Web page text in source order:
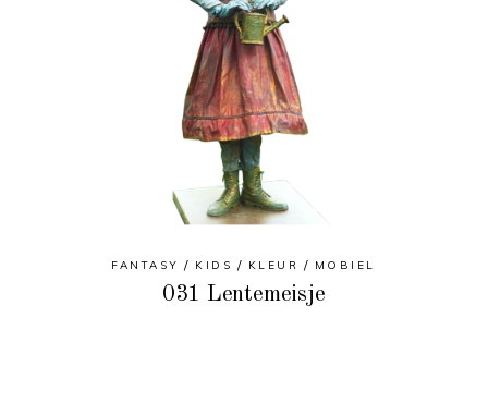
FANTASY KIDS KLEUR MOBIEL
031 Lentemeisje